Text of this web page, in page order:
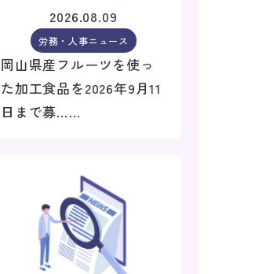
2026.08.09
労務・人事ニュース
岡山県産フルーツを使っ
た加工食品を2026年9月11
日まで募……